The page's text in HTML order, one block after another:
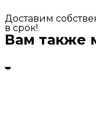
Доставим
в срок!
Вам также